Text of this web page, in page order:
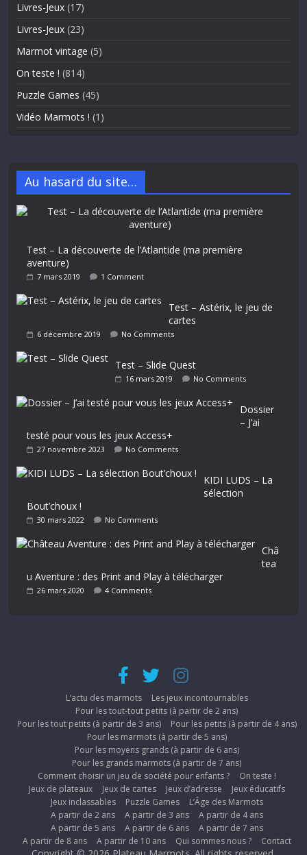
Livres-Jeux (17)
Livres-Jeux (23)
Marmot vintage (5)
On teste ! (814)
Puzzle Games (45)
Vidéo Marmots ! (1)
Au hasard du site…
Test – La découverte de l’Atlantide (ma première
aventure)
7 mars 2019 1 Comment
Test – Astérix, le jeu de
cartes
6 décembre 2019 No Comments
Test – Slide Quest
16 mars 2019 No Comments
Dossier
– J’ai
testé pour vous les jeux Access+
27 novembre 2023 No Comments
KIDI LUDS – La
sélection
Bout’choux !
30 mars 2022 No Comments
Châ
tea
u Aventure : des Print and Play à télécharger
26 mars 2020 4 Comments
L’actu des marmots
Les jeux incontournables
Pour les tout-tout petits (à partir de 2 ans)
Pour les tout petits (à partir de 3 ans)
Pour les petits (à partir de 4 ans)
Pour les marmots (à partir de 5 ans)
Pour les moyens grands (à partir de 6 ans)
Pour les grands marmots (à partir de 7 ans)
Comment choisir un jeu de société pour enfants ?
On teste !
Jeux de plateaux
Jeux de cartes Jeux d’adresse
Jeux éducatifs
Jeux inclassables
Puzzle Games
L’Âge des Marmots
A partir de 2 ans
A partir de 3 ans
A partir de 4 ans
A partir de 5 ans
A partir de 6 ans
A partir de 7 ans
A partir de 8 ans
A partir de 10 ans Qui sommes nous ? Contact